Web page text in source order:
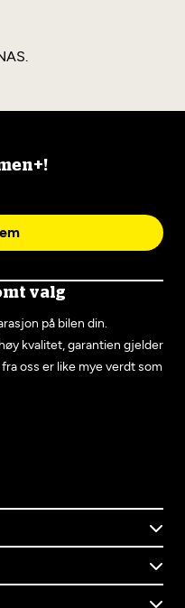
valg
på bilen din.
kvalitet, garantien gjelder
oss er like mye verdt som